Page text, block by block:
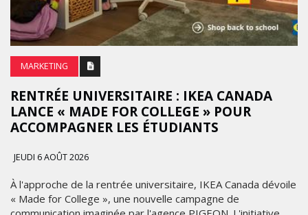
MARKETING
RENTRÉE UNIVERSITAIRE : IKEA CANADA
LANCE « MADE FOR COLLEGE » POUR
ACCOMPAGNER LES ÉTUDIANTS
JEUDI 6 AOÛT 2026
À l'approche de la rentrée universitaire, IKEA Canada dévoile
« Made for College », une nouvelle campagne de